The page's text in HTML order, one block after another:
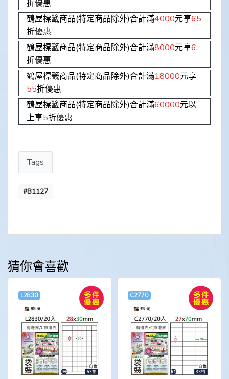
折優惠
鶴屋標籤商品(特定商品除外)合計滿4000元享65
折優惠
鶴屋標籤商品(特定商品除外)合計滿8000元享6
折優惠
鶴屋標籤商品(特定商品除外)合計滿18000元享
55折優惠
鶴屋標籤商品(特定商品除外)合計滿60000元以
上享5折優惠
Tags
#B1127
猜你會喜歡
L2830 C2770